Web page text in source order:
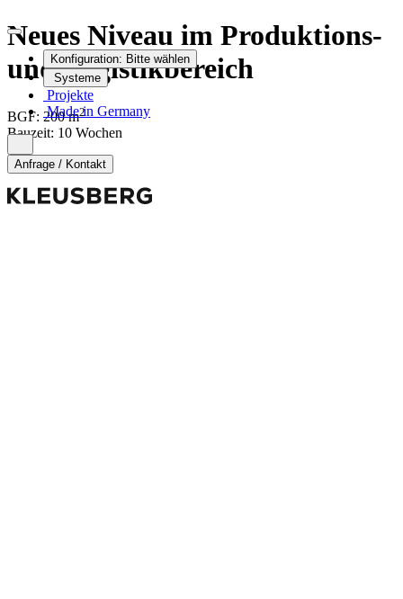
Konfiguration: Bitte wählen
Systeme
Projekte
Made in Germany
Anfrage / Kontakt
Neues Niveau im Produktions-
und Logistikbereich
BGF: 200m2
Bauzeit: 10 Wochen